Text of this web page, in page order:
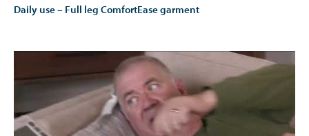
Daily use – Full leg ComfortEase garment